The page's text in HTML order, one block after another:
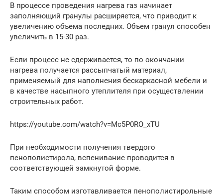
В процессе проведения нагрева газ начинает
заполняющий гранулы расширяется, что приводит к
увеличению объема последних. Объем гранул способен
увеличить в 15-30 раз.
Если процесс не сдерживается, то по окончании
нагрева получается рассыпчатый материал,
применяемый для наполнения бескаркасной мебели и
в качестве насыпного утеплителя при осуществлении
строительных работ.
https://youtube.com/watch?v=Mc5P0RO_xTU
При необходимости получения твердого
пенополистирола, вспенивание проводится в
соответствующей замкнутой форме.
Таким способом изготавливается пенополистирольные